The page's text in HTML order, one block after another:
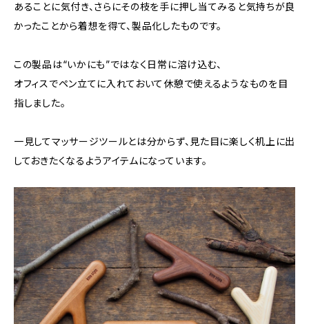
あることに気付き、さらにその枝を手に押し当てみると気持ちが良
かったことから着想を得て、製品化したものです。
この製品は“いかにも”ではなく日常に溶け込む、
オフィスでペン立てに入れておいて休憩で使えるようなものを目
指しました。
一見してマッサージツールとは分からず、見た目に楽しく机上に出
しておきたくなるようアイテムになっています。